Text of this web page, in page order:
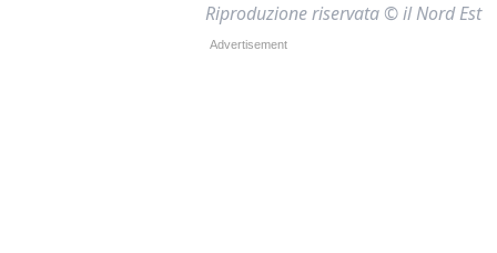
Riproduzione riservata © il Nord Est